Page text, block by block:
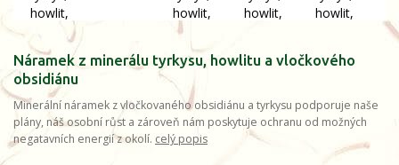
Náramek z minerálu tyrkysu, howlitu a vločkového
obsidiánu
Minerální náramek z vločkovaného obsidiánu a tyrkysu podporuje naše
plány, náš osobní růst a zároveň nám poskytuje ochranu od možných
negatavních energií z okolí. celý popis